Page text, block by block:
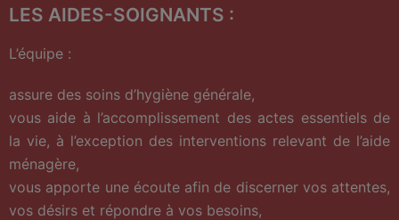
LES AIDES-SOIGNANTS :
L’équipe :
assure des soins d’hygiène générale,
vous aide à l’accomplissement des actes essentiels de
la vie, à l’exception des interventions relevant de l’aide
ménagère,
vous apporte une écoute afin de discerner vos attentes,
vos désirs et répondre à vos besoins,